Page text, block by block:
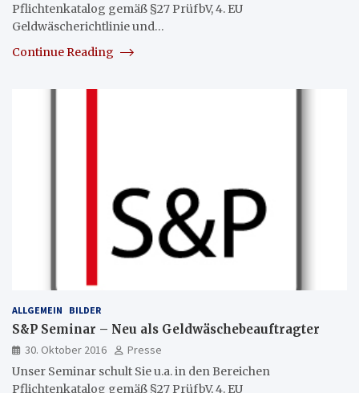
Pflichtenkatalog gemäß §27 PrüfbV, 4. EU
Geldwäscherichtlinie und…
Continue Reading
ALLGEMEIN BILDER
S&P Seminar – Neu als Geldwäschebeauftragter
30. Oktober 2016
Presse
Unser Seminar schult Sie u.a. in den Bereichen
Pflichtenkatalog gemäß §27 PrüfbV, 4. EU